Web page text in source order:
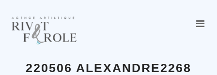
220506 ALEXANDRE2268